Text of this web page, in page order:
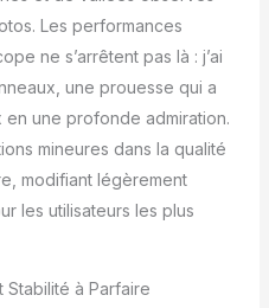
Les performances
ne s’arrêtent pas là : j’ai
une prouesse qui a
en une profonde admiration.
mineures dans la qualité
modifiant légèrement
les utilisateurs les plus
Stabilité à Parfaire